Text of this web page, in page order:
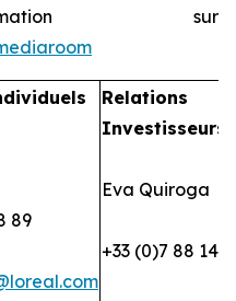
sur
89
Relations
Investisseurs
Eva Quiroga
+33 (0)7 88 14